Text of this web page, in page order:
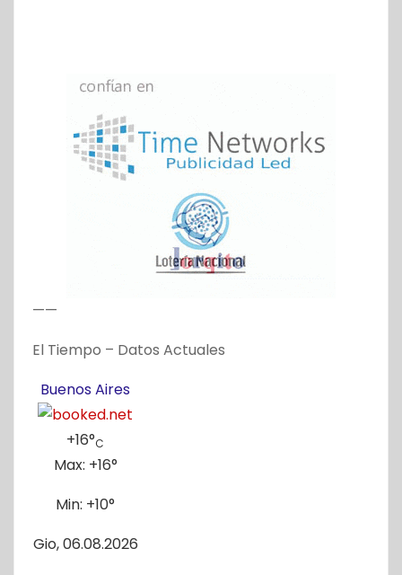
——
El Tiempo – Datos Actuales
Buenos Aires
+16°C
Max: +16°
Min: +10°
Gio, 06.08.2026